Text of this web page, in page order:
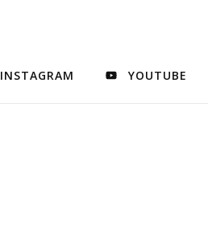
INSTAGRAM YOUTUBE